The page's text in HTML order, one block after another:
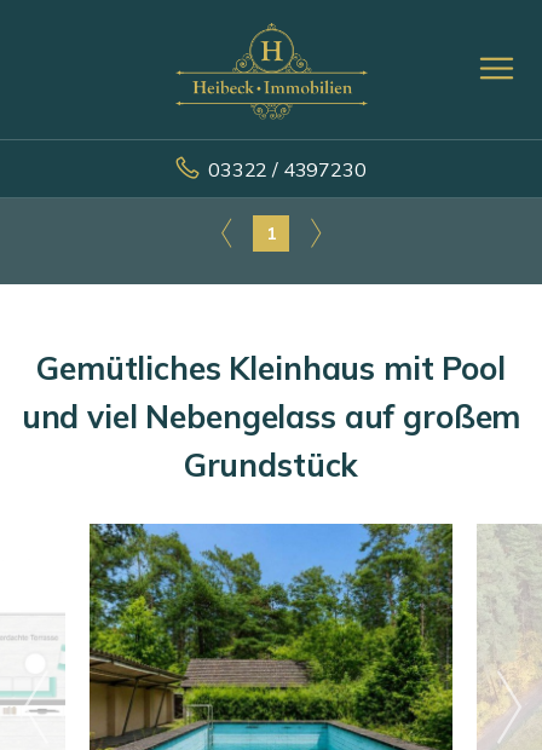
03322 / 4397230
1
Gemütliches Kleinhaus mit Pool
und viel Nebengelass auf großem
Grundstück